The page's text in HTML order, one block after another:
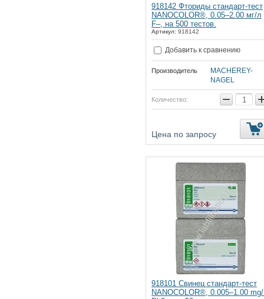
918142 Фториды стандарт-тест
NANOCOLOR®, 0.05–2.00 мг/л
F–, на 500 тестов.
Артикул: 918142
Добавить к сравнению
Производитель
MACHEREY-
NAGEL
Количество: −
Цена по запросу
918101 Свинец стандарт-тест
NANOCOLOR®, 0.005–1.00